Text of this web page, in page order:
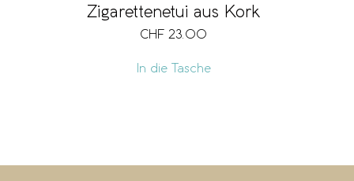
Zigarettenetui aus Kork
CHF 23.00
In die Tasche